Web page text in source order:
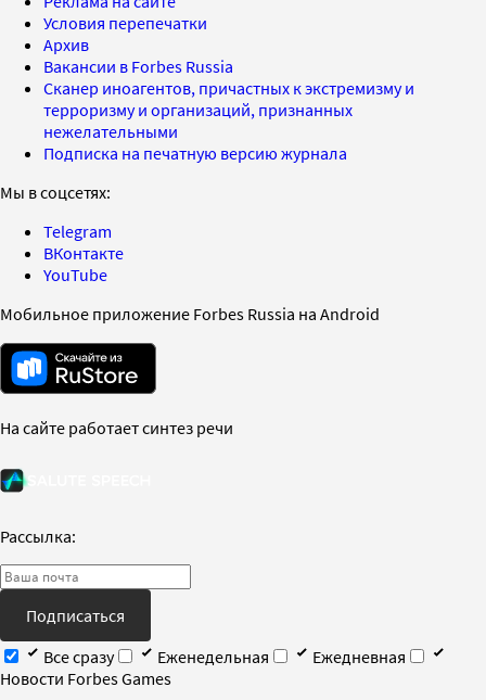
Условия перепечатки
Архив
Вакансии в Forbes Russia
Сканер иноагентов, причастных к экстремизму и
терроризму и организаций, признанных
нежелательными
Подписка на печатную версию журнала
Мы в соцсетях:
Telegram
ВКонтакте
YouTube
Мобильное приложение Forbes Russia на Android
На сайте работает синтез речи
Рассылка:
Подписаться
Все сразу
Еженедельная
Ежедневная
Новости Forbes Games